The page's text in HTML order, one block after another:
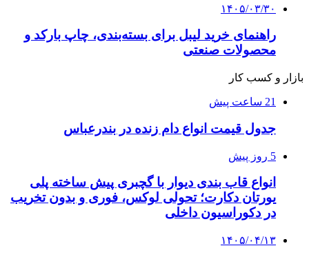
۱۴۰۵/۰۳/۳۰
راهنمای خرید لیبل برای بسته‌بندی، چاپ بارکد و
محصولات صنعتی
بازار و کسب کار
21 ساعت پیش
جدول قیمت انواع دام زنده در بندرعباس
5 روز پیش
انواع قاب بندی دیوار با گچبری پیش ساخته پلی
یورتان دکارت؛ تحولی لوکس، فوری و بدون تخریب
در دکوراسیون داخلی
۱۴۰۵/۰۴/۱۳